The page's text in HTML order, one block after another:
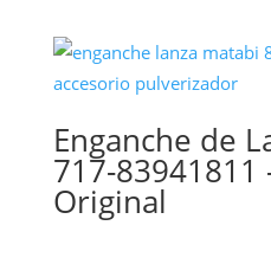
Enganche de
717-
Original